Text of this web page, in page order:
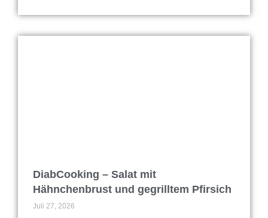
DiabCooking – Salat mit
Hähnchenbrust und gegrilltem Pfirsich
Juli 27, 2026